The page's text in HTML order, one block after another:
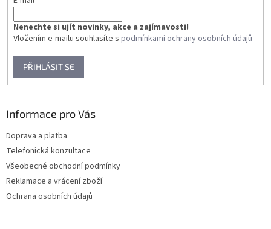
Nenechte si ujít novinky, akce a zajímavosti!
Vložením e-mailu souhlasíte s podmínkami ochrany osobních údajů
PŘIHLÁSIT SE
Informace pro Vás
Doprava a platba
Telefonická konzultace
Všeobecné obchodní podmínky
Reklamace a vrácení zboží
Ochrana osobních údajů